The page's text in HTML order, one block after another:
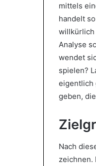
mittels
handelt
willkürlich
Analyse
wendet
spielen?
eigentlich
geben,
Nach
zeichnen.